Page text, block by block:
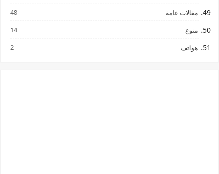
مقالات عامة 48
منوع 14
هواتف 2